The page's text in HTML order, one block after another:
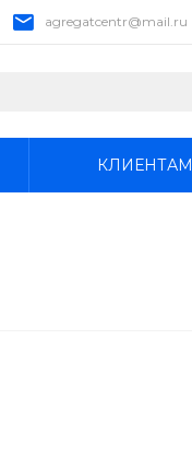
agregatcentr@mail.ru
КЛИЕНТАМ